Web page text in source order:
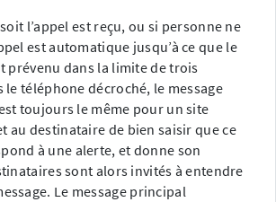
soit l’appel est reçu, ou si personne ne
est automatique jusqu’à ce que le
prévenu dans la limite de trois
le téléphone décroché, le message
toujours le même pour un site
au destinataire de bien saisir que ce
à une alerte, et donne son
sont alors invités à entendre
Le message principal